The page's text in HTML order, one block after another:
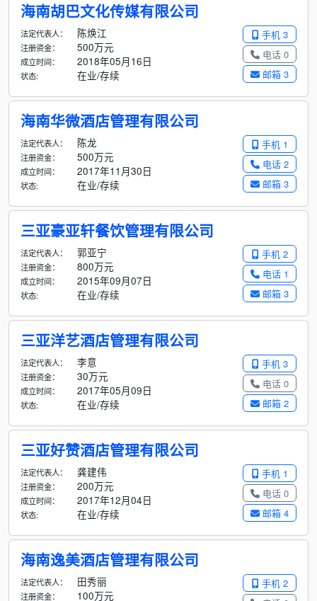
海南胡巴文化传媒有限公司
手机 3
电话 0
邮箱 3
法定代表人： 陈焕江
注册资金： 500万元
成立时间： 2018年05月16日
状态: 在业/存续
海南华微酒店管理有限公司
手机 1
电话 2
邮箱 3
法定代表人： 陈龙
注册资金： 500万元
成立时间： 2017年11月30日
状态: 在业/存续
三亚豪亚轩餐饮管理有限公司
手机 2
电话 1
邮箱 3
法定代表人： 郭亚宁
注册资金： 800万元
成立时间： 2015年09月07日
状态: 在业/存续
三亚洋艺酒店管理有限公司
手机 3
电话 0
邮箱 2
法定代表人： 李意
注册资金： 30万元
成立时间： 2017年05月09日
状态: 在业/存续
三亚好赞酒店管理有限公司
手机 1
电话 0
邮箱 4
法定代表人： 龚建伟
注册资金： 200万元
成立时间： 2017年12月04日
状态: 在业/存续
海南逸美酒店管理有限公司
手机 2
法定代表人： 田秀丽
注册资金： 100万元